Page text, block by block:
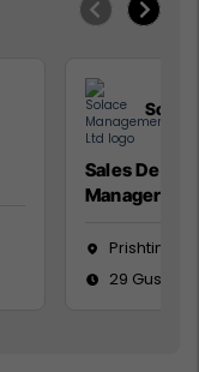
Sales
Manager
Prishtinë
29 Gusht